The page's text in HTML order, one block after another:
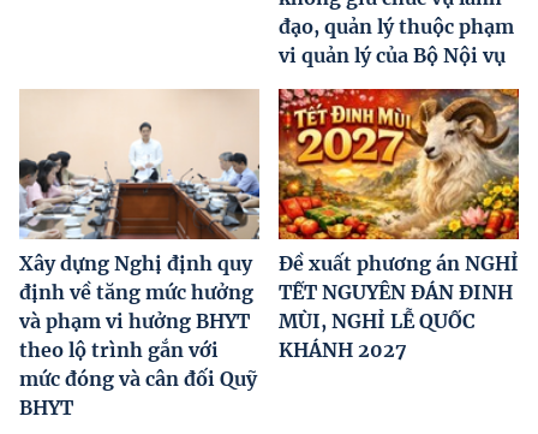
đạo, quản lý thuộc phạm
vi quản lý của Bộ Nội vụ
Xây dựng Nghị định quy
định về tăng mức hưởng
và phạm vi hưởng BHYT
theo lộ trình gắn với
mức đóng và cân đối Quỹ
BHYT
Đề xuất phương án NGHỈ
TẾT NGUYÊN ĐÁN ĐINH
MÙI, NGHỈ LỄ QUỐC
KHÁNH 2027